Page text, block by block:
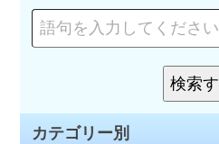
ゲ
ー
ョ
ペ
ー
索:
検索
検
カテゴリー別